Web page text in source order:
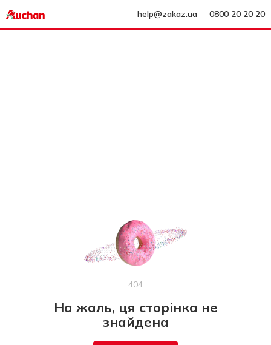
help@zakaz.ua 0800 20 20 20
404
На жаль, ця сторінка не
знайдена